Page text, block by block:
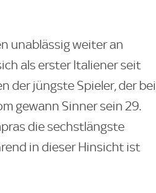
unablässig weiter an
als erster Italiener seit
der jüngste Spieler, der bei
gewann Sinner sein 29.
die sechstlängste
in dieser Hinsicht ist